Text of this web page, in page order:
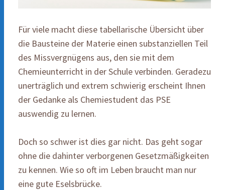
Für viele macht diese tabellarische Übersicht über
die Bausteine der Materie einen substanziellen Teil
des Missvergnügens aus, den sie mit dem
Chemieunterricht in der Schule verbinden. Geradezu
unerträglich und extrem schwierig erscheint Ihnen
der Gedanke als Chemiestudent das PSE
auswendig zu lernen.
Doch so schwer ist dies gar nicht. Das geht sogar
ohne die dahinter verborgenen Gesetzmäßigkeiten
zu kennen. Wie so oft im Leben braucht man nur
eine gute Eselsbrücke.